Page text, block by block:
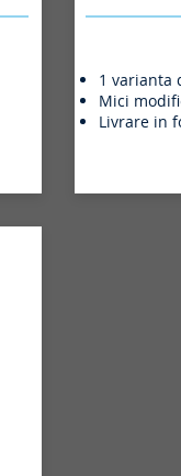
1 varianta
Mici
Livrare in